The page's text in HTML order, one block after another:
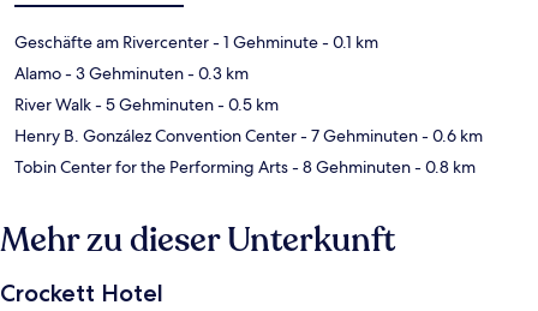
Geschäfte am Rivercenter- 1 Gehminute- 0.1 km
Alamo- 3 Gehminuten- 0.3 km
River Walk- 5 Gehminuten- 0.5 km
Henry B. González Convention Center- 7 Gehminuten- 0.6 km
Tobin Center for the Performing Arts- 8 Gehminuten- 0.8 km
Mehr zu dieser Unterkunft
Crockett Hotel